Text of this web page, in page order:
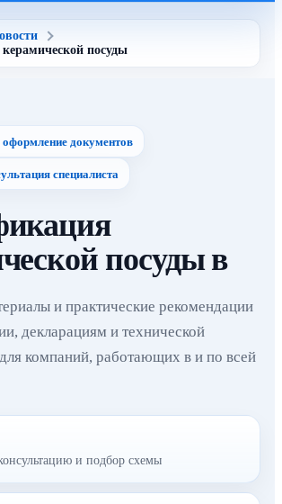
посуды
документов
специалиста
посуды в
и практические рекомендации
декларациям и технической
компаний, работающих в и по всей
и подбор схемы